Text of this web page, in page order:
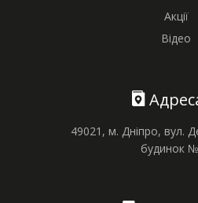
Акції
Відео
49021, м. Дніпро, вул.
будинок